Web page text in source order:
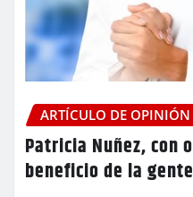
ARTÍCULO DE OPINIÓN
Patricia Nuñez, con
beneficio de la